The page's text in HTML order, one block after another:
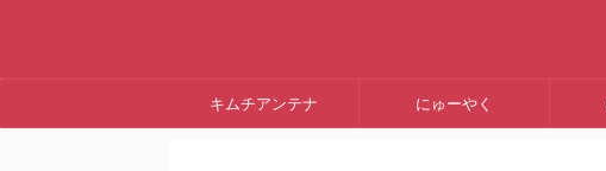
キムチアンテナ にゅーやく